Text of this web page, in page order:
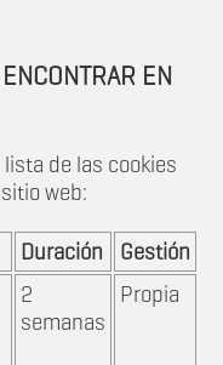
EN
de las cookies
web:
Duración
Gestión
2
semanas
Propia